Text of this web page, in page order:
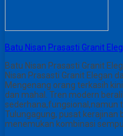
Batu Nisan Prasasti Granit
Batu Nisan Prasasti Granit
Nisan Prasasti Granit Elegan
Mengenang orang terkasih
dan mahal. Tren modern
sederhana,fungsional,namun
Tulungagung, pusat kerajinan
menemukan kombinasi